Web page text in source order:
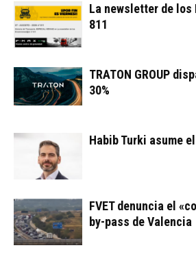
La newsletter de los
811
TRATON GROUP
30%
Habib Turki asume
FVET denuncia el
by-pass de Valencia